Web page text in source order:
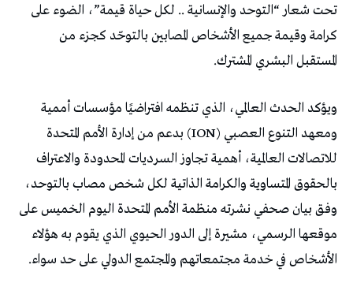
تحت شعار “التوحد والإنسانية .. لكل حياة قيمة”، الضوء على
كرامة وقيمة جميع الأشخاص المصابين بالتوحّد كجزء من
المستقبل البشري المشترك.
ويؤكد الحدث العالمي، الذي تنظمه افتراضيًا مؤسسات أممية
ومعهد التنوع العصبي (ION) بدعم من إدارة الأمم المتحدة
للاتصالات العالمية، أهمية تجاوز السرديات المحدودة والاعتراف
بالحقوق المتساوية والكرامة الذاتية لكل شخص مصاب بالتوحد،
وفق بيان صحفي نشرته منظمة الأمم المتحدة اليوم الخميس على
موقعها الرسمي، مشيرة إلى الدور الحيوي الذي يقوم به هؤلاء
الأشخاص في خدمة مجتمعاتهم والمجتمع الدولي على حد سواء.